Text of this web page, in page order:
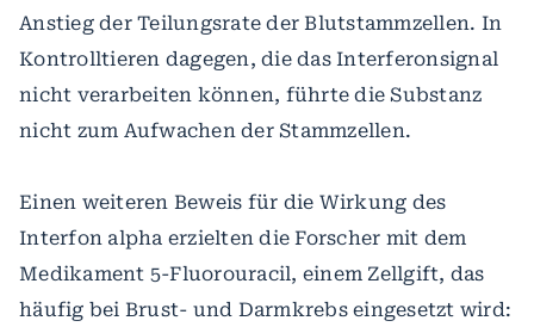
Anstieg der Teilungsrate der Blutstammzellen. In
Kontrolltieren dagegen, die das Interferonsignal
nicht verarbeiten können, führte die Substanz
nicht zum Aufwachen der Stammzellen.
Einen weiteren Beweis für die Wirkung des
Interfon alpha erzielten die Forscher mit dem
Medikament 5-Fluorouracil, einem Zellgift, das
häufig bei Brust- und Darmkrebs eingesetzt wird: